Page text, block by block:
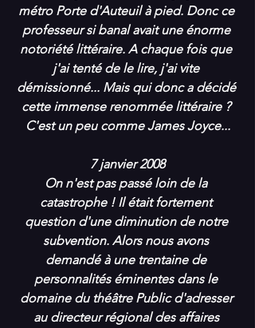
métro Porte d'Auteuil à pied. Donc ce
professeur si banal avait une énorme
notoriété littéraire. A chaque fois que
j'ai tenté de le lire, j'ai vite
démissionné... Mais qui donc a décidé
cette immense renommée littéraire ?
C'est un peu comme James Joyce...
7 janvier 2008
On n'est pas passé loin de la
catastrophe ! Il était fortement
question d'une diminution de notre
subvention. Alors nous avons
demandé à une trentaine de
personnalités éminentes dans le
domaine du théâtre Public d'adresser
au directeur régional des affaires